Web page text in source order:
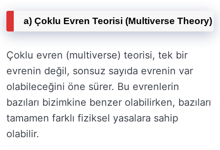
a) Çoklu Evren Teorisi (Multiverse Theory)
Çoklu evren (multiverse) teorisi, tek bir
evrenin değil, sonsuz sayıda evrenin var
olabileceğini öne sürer. Bu evrenlerin
bazıları bizimkine benzer olabilirken, bazıları
tamamen farklı fiziksel yasalara sahip
olabilir.